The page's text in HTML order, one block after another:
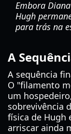
Embora
Hugh
para trás na
A
A sequência
O "filamento
um
sobrevivência
física de Hugh
arriscar ainda